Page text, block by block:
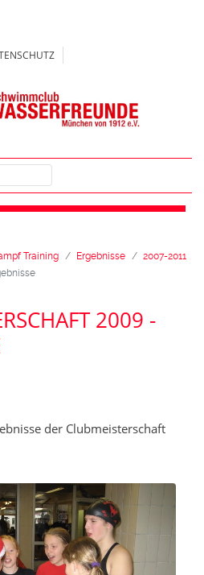
Training Ergebnisse
2007-2011
2009 -
der Clubmeisterschaft